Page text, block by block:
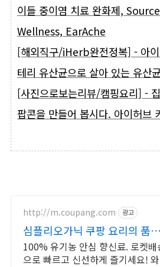
이들 중이염 치료 완화제,
Wellness, EarAche
[해외직구/iHerb완전정복] - 아
테리 유산균으로 살아 있는 유산
[사진으로보는리뷰/캠핑요리] -
팝콘을 만들어 봅시다. 아이허브
http://m.coupang.com 광고
심플리오가닉 쿠팡 요리의 품격
더하다
100% 유기농 안심 향신료. 로켓배
으로 빠르고 신선하게 즐기세요!